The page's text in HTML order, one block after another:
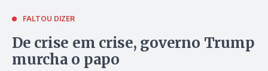
FALTOU DIZER
De crise em crise, governo Trump
murcha o papo